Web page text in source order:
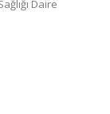
Daire